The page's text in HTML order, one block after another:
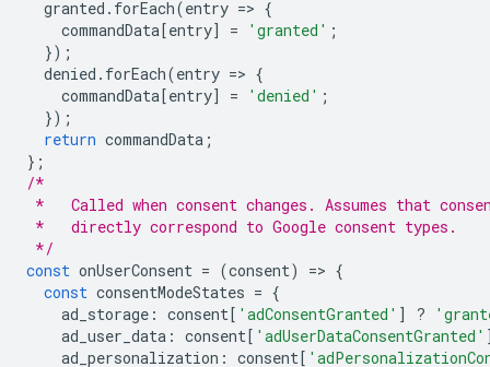
granted . forEach(entry => {
commandData[entry] = 'granted' ;
});
denied . forEach(entry => {
commandData[entry] = 'denied' ;
});
return commandData ;
};
/*
*   Called when consent changes. Assumes that
*   directly correspond to Google consent types.
*/
const onUserConsent = (consent) => {
const consentModeStates = {
ad_storage : consent[ 'adConsentGranted' ] ?
ad_user_data : consent[ 'adUserDataConsentGranted'
ad_personalization : consent[